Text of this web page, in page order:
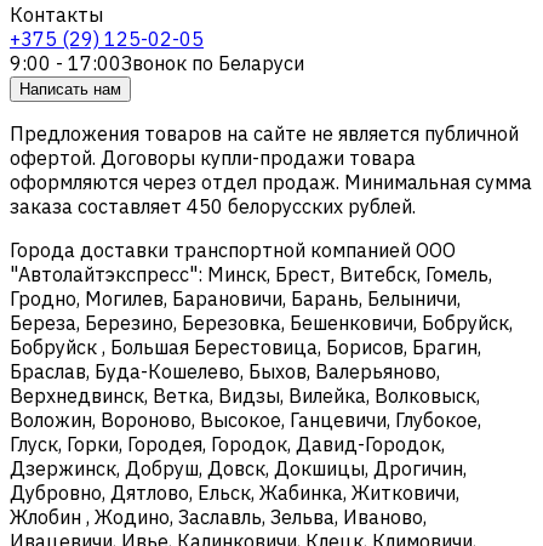
Контакты
+375 (29) 125-02-05
9:00 - 17:00Звонок по Беларуси
Написать нам
Предложения товаров на сайте не является публичной
офертой. Договоры купли-продажи товара
оформляются через отдел продаж. Минимальная сумма
заказа составляет 450 белорусских рублей.
Города доставки транспортной компанией ООО
"Автолайтэкспресс": Минск, Брест, Витебск, Гомель,
Гродно, Могилев, Барановичи, Барань, Белыничи,
Береза, Березино, Березовка, Бешенковичи, Бобруйск,
Бобруйск , Большая Берестовица, Борисов, Брагин,
Браслав, Буда-Кошелево, Быхов, Валерьяново,
Верхнедвинск, Ветка, Видзы, Вилейка, Волковыск,
Воложин, Вороново, Высокое, Ганцевичи, Глубокое,
Глуск, Горки, Городея, Городок, Давид-Городок,
Дзержинск, Добруш, Довск, Докшицы, Дрогичин,
Дубровно, Дятлово, Ельск, Жабинка, Житковичи,
Жлобин , Жодино, Заславль, Зельва, Иваново,
Ивацевичи, Ивье, Калинковичи, Клецк, Климовичи,